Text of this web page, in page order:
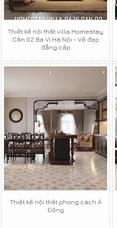
Thiết kế nội thất villa Homestay
Căn 02 Ba Vì Hà Nội - Vẻ đẹp
đẳng cấp
Thiết kế nội thất phong cách Á
Đông